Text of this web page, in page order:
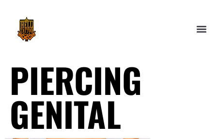
PIERCING
GENITAL